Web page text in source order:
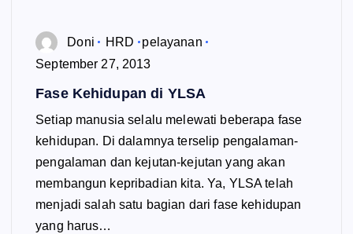
Doni HRD
pelayanan
September 27, 2013
Fase Kehidupan di YLSA
Setiap manusia selalu melewati beberapa fase
kehidupan. Di dalamnya terselip pengalaman-
pengalaman dan kejutan-kejutan yang akan
membangun kepribadian kita. Ya, YLSA telah
menjadi salah satu bagian dari fase kehidupan
yang harus…